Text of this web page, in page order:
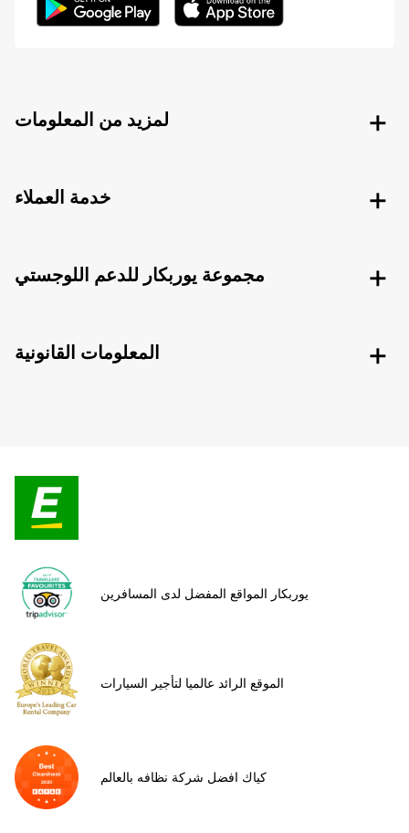
لمزيد من المعلومات
خدمة العملاء
مجموعة يوربكار للدعم اللوجستي
المعلومات القانونية
يوربكار المواقع المفضل لدى المسافرين
الموقع الرائد عالميا لتأجير السيارات
كياك افضل شركة نظافه بالعالم